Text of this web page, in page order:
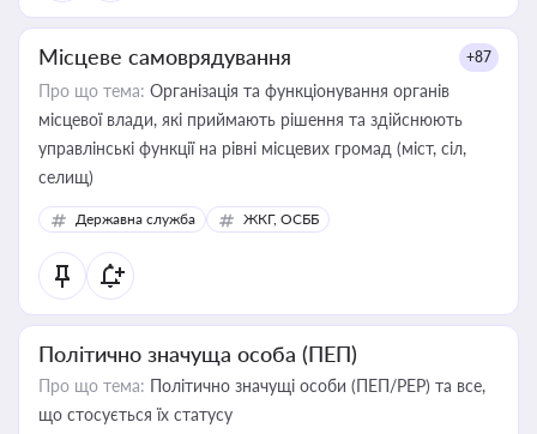
Місцеве самоврядування +87
Про що тема: Організація та функціонування органів
місцевої влади, які приймають рішення та здійснюють
управлінські функції на рівні місцевих громад (міст, сіл,
селищ)
Державна служба ЖКГ, ОСББ
Політично значуща особа (ПЕП)
Про що тема: Політично значущі особи (ПЕП/PEP) та все,
що стосується їх статусу